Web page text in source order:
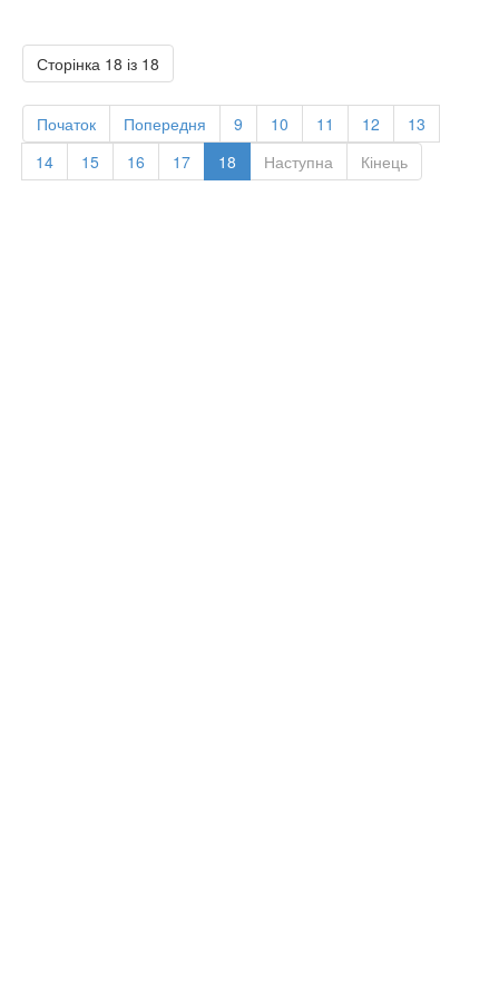
Сторінка 18 із 18
Початок Попередня 9 10 11 12
13
14
15 16 17 18 Наступна Кінець